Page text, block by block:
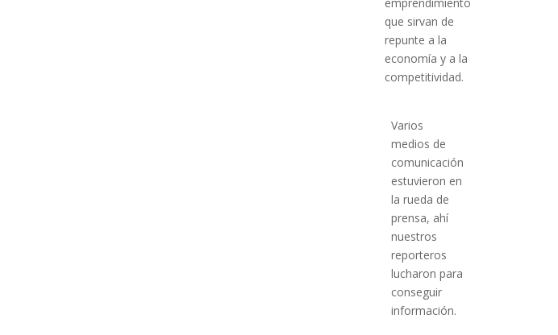
que sirvan de
repunte a la
economía y a la
competitividad.
Varios
medios de
comunicación
estuvieron en
la rueda de
prensa, ahí
nuestros
reporteros
lucharon para
conseguir
información.